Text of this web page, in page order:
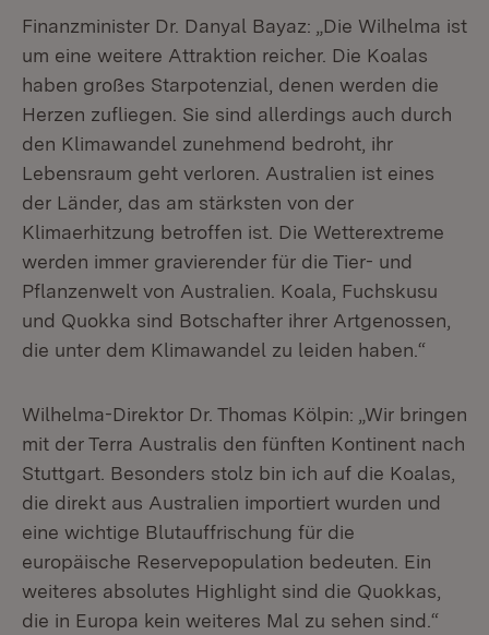
Finanzminister Dr. Danyal Bayaz: „Die Wilhelma ist
um eine weitere Attraktion reicher. Die Koalas
haben großes Starpotenzial, denen werden die
Herzen zufliegen. Sie sind allerdings auch durch
den Klimawandel zunehmend bedroht, ihr
Lebensraum geht verloren. Australien ist eines
der Länder, das am stärksten von der
Klimaerhitzung betroffen ist. Die Wetterextreme
werden immer gravierender für die Tier- und
Pflanzenwelt von Australien. Koala, Fuchskusu
und Quokka sind Botschafter ihrer Artgenossen,
die unter dem Klimawandel zu leiden haben.“
Wilhelma-Direktor Dr. Thomas Kölpin: „Wir bringen
mit der Terra Australis den fünften Kontinent nach
Stuttgart. Besonders stolz bin ich auf die Koalas,
die direkt aus Australien importiert wurden und
eine wichtige Blutauffrischung für die
europäische Reservepopulation bedeuten. Ein
weiteres absolutes Highlight sind die Quokkas,
die in Europa kein weiteres Mal zu sehen sind.“